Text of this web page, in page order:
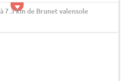
7.3 km de Brunet valensole